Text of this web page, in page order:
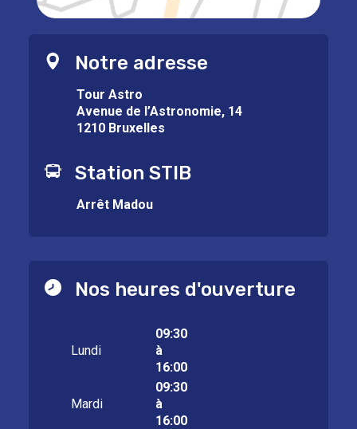
Notre adresse
Tour Astro
Avenue de l’Astronomie, 14
1210 Bruxelles
Station STIB
Arrêt Madou
Nos heures d'ouverture
Lundi
09:30
à
16:00
Mardi
09:30
à
16:00